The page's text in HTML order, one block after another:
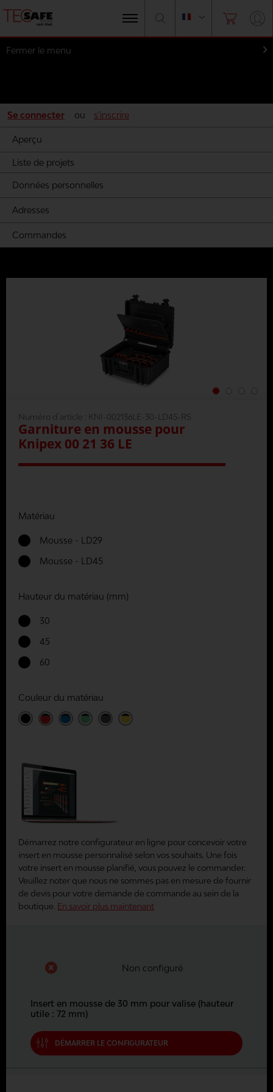
Fermer le menu
Se connecter ou s'inscrire
Aperçu
Liste de projets
Données personnelles
Adresses
Commandes
Numéro d'article : KNI-002136LE-30-LD45-RS
Garniture en mousse pour
Knipex 00 21 36 LE
Matériau
Mousse - LD29
Mousse - LD45
Hauteur du matériau (mm)
30
45
60
Couleur du matériau
Démarrez notre configurateur en ligne pour concevoir votre
insert en mousse personnalisé selon vos souhaits. Une fois
votre insert en mousse planifié, vous pouvez le commander.
Veuillez noter que nous ne sommes pas en mesure de fournir
de devis pour votre demande de commande au sein de la
boutique. En savoir plus maintenant
Non configuré
Insert en mousse de 30 mm pour valise (hauteur
utile : 72 mm)
DÉMARRER LE CONFIGURATEUR